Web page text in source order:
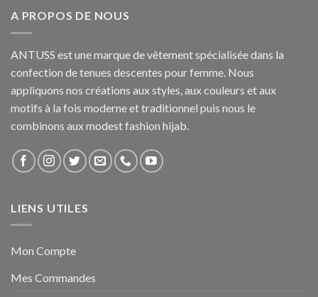
A PROPOS DE NOUS
ANTUSS est une marque de vêtement spécialisée dans la
confection de tenues descentes pour femme. Nous
appliquons nos créations aux styles, aux couleurs et aux
motifs à la fois moderne et traditionnel puis nous le
combinons aux modest fashion hijab.
LIENS UTILES
Mon Compte
Mes Commandes